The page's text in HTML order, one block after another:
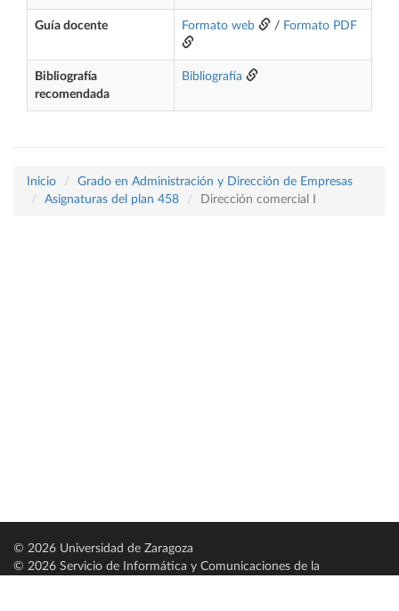
Guía docente Formato web / Formato PDF
Bibliografía
recomendada
Bibliografía
Inicio
Grado en Administración y Dirección de Empresas
Asignaturas del plan 458
Dirección comercial I
© 2026 Universidad de Zaragoza
© 2026 Servicio de Informática y Comunicaciones de la